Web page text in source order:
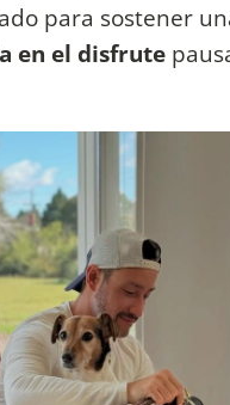
para sostener
en el disfrute